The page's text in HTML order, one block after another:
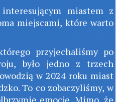
miastem z
miejscami, które warto
przyjechaliśmy po
było jedno z trzech
w 2024 roku miast
To co zobaczyliśmy, w
emocje. Mimo, że